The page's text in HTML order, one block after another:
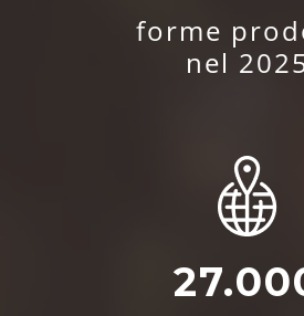
forme
nel